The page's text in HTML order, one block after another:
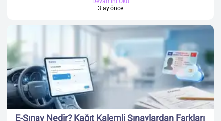
Devamını Oku
3 ay önce
E-Sınav Nedir? Kağıt Kalemli Sınavlardan Farkları